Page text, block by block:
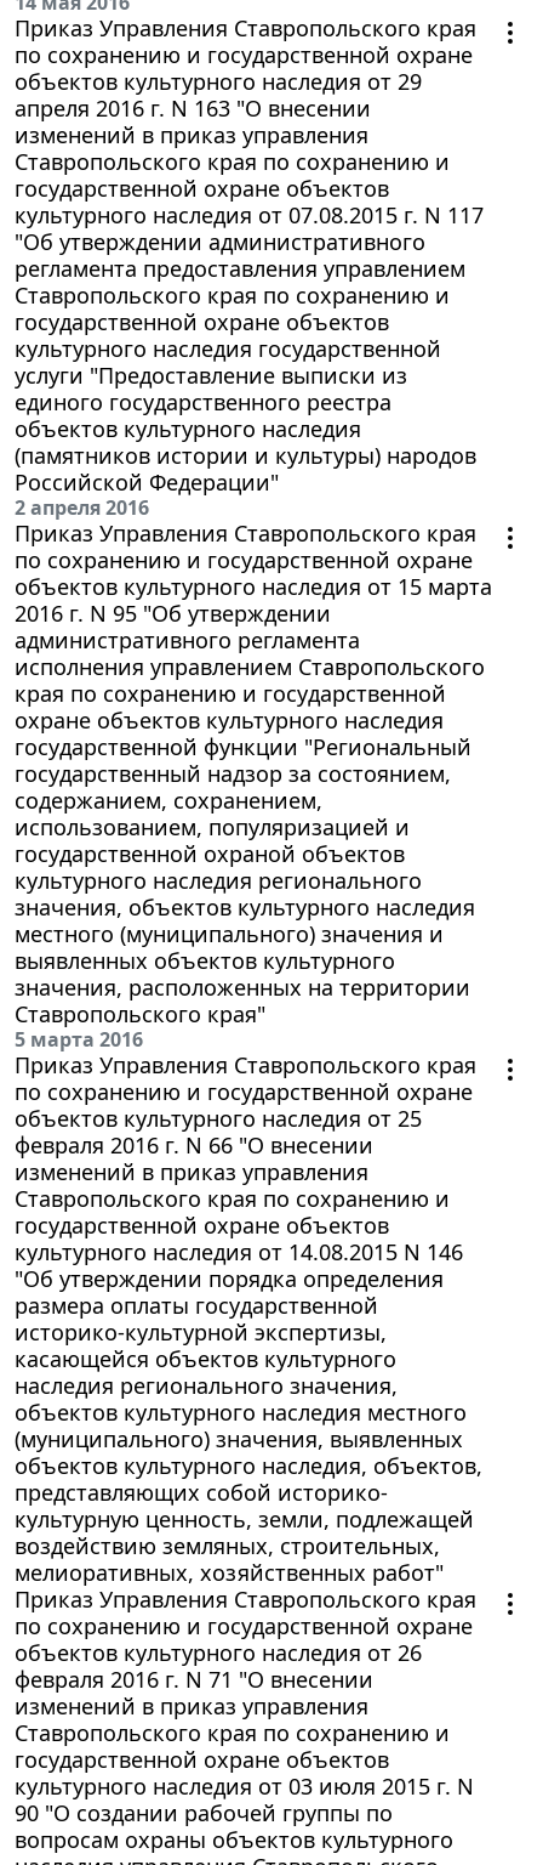
Приказ Управления Ставропольского края
по сохранению и государственной охране
объектов культурного наследия от 29
апреля 2016 г. N 163 "О внесении
изменений в приказ управления
Ставропольского края по сохранению и
государственной охране объектов
культурного наследия от 07.08.2015 г. N 117
"Об утверждении административного
регламента предоставления управлением
Ставропольского края по сохранению и
государственной охране объектов
культурного наследия государственной
услуги "Предоставление выписки из
единого государственного реестра
объектов культурного наследия
(памятников истории и культуры) народов
Российской Федерации"
2 апреля 2016
Приказ Управления Ставропольского края
по сохранению и государственной охране
объектов культурного наследия от 15 марта
2016 г. N 95 "Об утверждении
административного регламента
исполнения управлением Ставропольского
края по сохранению и государственной
охране объектов культурного наследия
государственной функции "Региональный
государственный надзор за состоянием,
содержанием, сохранением,
использованием, популяризацией и
государственной охраной объектов
культурного наследия регионального
значения, объектов культурного наследия
местного (муниципального) значения и
выявленных объектов культурного
значения, расположенных на территории
Ставропольского края"
5 марта 2016
Приказ Управления Ставропольского края
по сохранению и государственной охране
объектов культурного наследия от 25
февраля 2016 г. N 66 "О внесении
изменений в приказ управления
Ставропольского края по сохранению и
государственной охране объектов
культурного наследия от 14.08.2015 N 146
"Об утверждении порядка определения
размера оплаты государственной
историко-культурной экспертизы,
касающейся объектов культурного
наследия регионального значения,
объектов культурного наследия местного
(муниципального) значения, выявленных
объектов культурного наследия, объектов,
представляющих собой историко-
культурную ценность, земли, подлежащей
воздействию земляных, строительных,
мелиоративных, хозяйственных работ"
Приказ Управления Ставропольского края
по сохранению и государственной охране
объектов культурного наследия от 26
февраля 2016 г. N 71 "О внесении
изменений в приказ управления
Ставропольского края по сохранению и
государственной охране объектов
культурного наследия от 03 июля 2015 г. N
90 "О создании рабочей группы по
вопросам охраны объектов культурного